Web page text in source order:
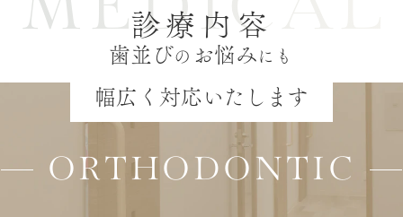
MEDICAL
診療内容
歯並び のお悩み にも
幅広く対応いたします
ORTHODONTIC